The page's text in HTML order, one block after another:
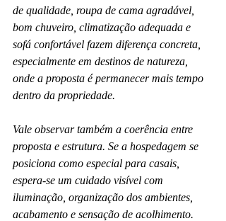
de qualidade, roupa de cama agradável,
bom chuveiro, climatização adequada e
sofá confortável fazem diferença concreta,
especialmente em destinos de natureza,
onde a proposta é permanecer mais tempo
dentro da propriedade.
Vale observar também a coerência entre
proposta e estrutura. Se a hospedagem se
posiciona como especial para casais,
espera-se um cuidado visível com
iluminação, organização dos ambientes,
acabamento e sensação de acolhimento.